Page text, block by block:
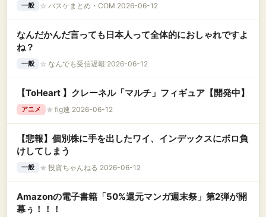
一般 ☆ バスケまとめ・COM 2026-06-12
なんだかんだ言っても日本人って全体的におしゃれですよ
ね？
一般 ☆ なんでも受信遅報 2026-06-12
【ToHeart 】クレーネル「マルチ」フィギュア【開発中】
アニメ ★ fig速 2026-06-12
【悲報】個別株に手を出したワイ、インデックスにボロ負
けしてしまう
一般 ★ 投資ちゃんねる 2026-06-12
Amazonの電子書籍「50%還元マンガ週末祭」第2弾が開
幕ぅ！！！